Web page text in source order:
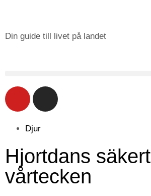
Din guide till livet på landet
Djur
Hjortdans säkert
vårtecken